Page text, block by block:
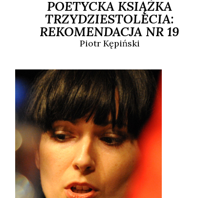
POETYCKA KSIĄŻKA
TRZYDZIESTOLECIA:
REKOMENDACJA NR 19
PiotrKępiński